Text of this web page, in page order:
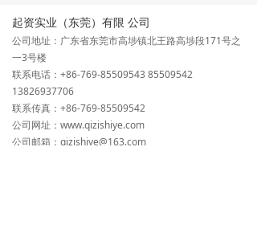
起资实业（东莞）有限 公司
公司地址：广东省东莞市高埗镇北王路高埗段171号之
一3号楼
联系电话：+86-769-85509543 85509542
13826937706
联系传真：+86-769-85509542
公司网址：www.qizishiye.com
公司邮箱：qizishiye@163.com